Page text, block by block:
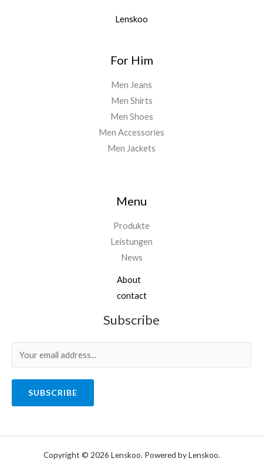
Lenskoo
For Him
Men Jeans
Men Shirts
Men Shoes
Men Accessories
Men Jackets
Menu
Produkte
Leistungen
News
About
contact
Subscribe
SUBSCRIBE
Copyright © 2026 Lenskoo. Powered by Lenskoo.